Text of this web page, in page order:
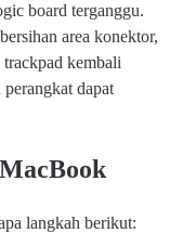
board terganggu.
area konektor,
trackpad kembali
dapat
langkah berikut: